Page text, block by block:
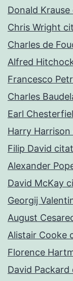
Donald
Chris Wright
Charles de
Alfred
Francesco
Charles
Earl
Harry
Filip David citat
Alexander
David McKay
Georgij
August
Alistair Cooke
Florence
David Packard